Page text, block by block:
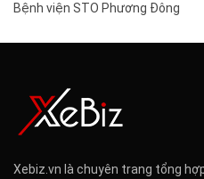
Bệnh viện STO Phương Đông
Xebiz.vn là chuyên trang tổng